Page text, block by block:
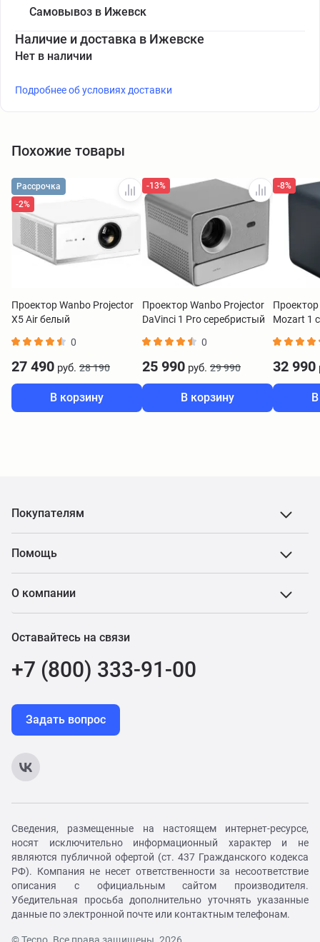
Самовывоз в Ижевск
Наличие и доставка в Ижевске
Нет в наличии
Подробнее об условиях доставки
Похожие товары
Рассрочка
-2%
Проектор Wanbo Projector
X5 Air белый
0
27 490 руб. 28 190
В корзину
-13%
Проектор Wanbo Projector
DaVinci 1 Pro серебристый
0
25 990 руб. 29 990
В корзину
-8%
Mozart 1
32 990
Покупателям
Помощь
О компании
Оставайтесь на связи
+7 (800) 333-91-00
Задать вопрос
Сведения, размещенные на настоящем интернет-ресурсе,
носят исключительно информационный характер и не
являются публичной офертой (ст. 437 Гражданского кодекса
РФ). Компания не несет ответственности за несоответствие
описания с официальным сайтом производителя.
Убедительная просьба дополнительно уточнять указанные
данные по электронной почте или контактным телефонам.